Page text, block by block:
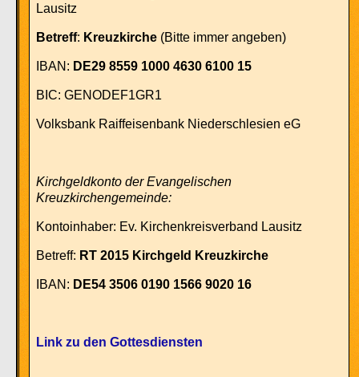
Lausitz
Betreff: Kreuzkirche (Bitte immer angeben)
IBAN: DE29 8559 1000 4630 6100 15
BIC: GENODEF1GR1
Volksbank Raiffeisenbank Niederschlesien eG
Kirchgeldkonto der Evangelischen
Kreuzkirchengemeinde:
Kontoinhaber: Ev. Kirchenkreisverband Lausitz
Betreff: RT 2015 Kirchgeld Kreuzkirche
IBAN: DE54 3506 0190 1566 9020 16
Link zu den Gottesdiensten